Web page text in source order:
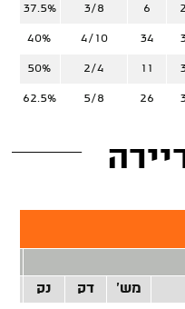
6
3/8
37.5%
34
4/10
40%
11
2/4
50%
26
5/8
62.5%
מש' דק נק